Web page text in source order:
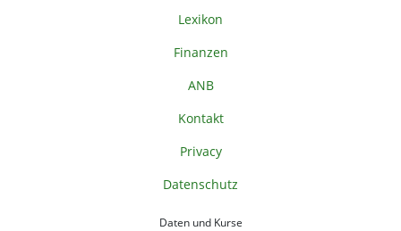
Lexikon
Finanzen
ANB
Kontakt
Privacy
Datenschutz
Daten und Kurse